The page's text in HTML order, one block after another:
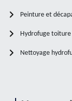
Peinture et
Hydrofuge
Nettoyage